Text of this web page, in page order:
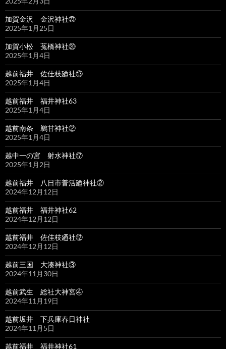
加賀金沢 金沢神社㉓
2025年1月25日
加賀小松 菟橋神社⑳
2025年1月4日
越前福井 佐佳枝廼社⑬
2025年1月4日
越前福井 福井神社63
2025年1月4日
越前南条 鵜甘神社②
2025年1月4日
越中一の宮 射水神社⑰
2025年1月2日
越前福井 八日市普活廼神社②
2024年12月12日
越前福井 福井神社62
2024年12月12日
越前福井 佐佳枝廼社⑫
2024年12月12日
越前三国 大湊神社③
2024年11月30日
越前武生 総社大神宮④
2024年11月19日
越前坂井 下兵庫春日神社
2024年11月5日
越前福井 福井神社61